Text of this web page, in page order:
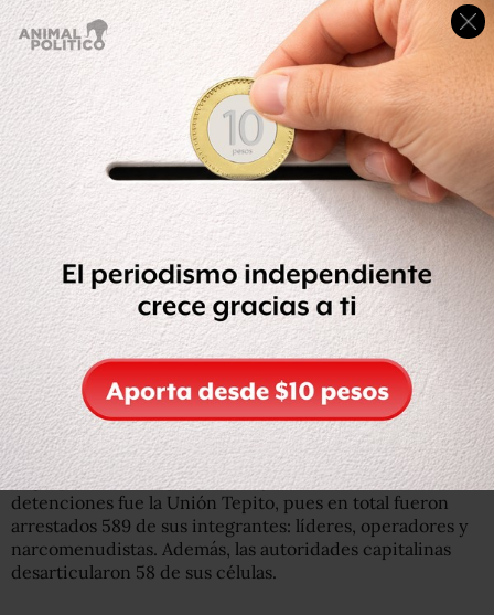
fueron decomisadas 87 armas cortas, 50 armas largas,
cinco granadas de fragmentación, 52 kilos de cocaína,
493 kilos de marihuana y 32 kilos de metanfetamina,
como parte de las acciones de inteligencia de
autoridades locales.
En 44 operativos conjuntos con la Secretaría de la
Defensa Nacional (Sedena) y la Secretaría de Marina
(Semar) para la detección de presuntos criminales, se
han decomisado 77 armas de fuego, 88 cartuchos útiles,
una granada de fragmentación y 12 cargadores y chalecos
balísticos. A esto se suman 865 kilos de droga, 16 mil dosis
y seis bolsas a granel de cocaína y 445 dosis de
marihuana.
Mayor número de detenciones, en la Unión
Tepito
El grupo delictivo que tuvo mayor número de
detenciones fue la Unión Tepito, pues en total fueron
arrestados 589 de sus integrantes: líderes, operadores y
narcomenudistas. Además, las autoridades capitalinas
desarticularon 58 de sus células.